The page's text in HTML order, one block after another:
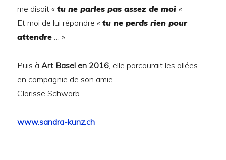
me disait «tu ne parles pas assez de moi«
Et moi de lui répondre «tu ne perds rien pour
attendre … »
Puis à Art Basel en 2016 , elle parcourait les allées
en compagnie de son amie
Clarisse Schwarb
www.sandra-kunz.ch